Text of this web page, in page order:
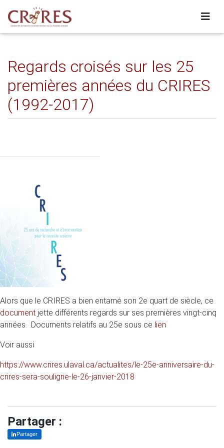
Regards croisés sur les 25
premières années du CRIRES
(1992-2017)
Alors que le CRIRES a bien entamé son 2e quart de siècle, ce
document jette différents regards sur ses premières vingt-cinq
années. Documents relatifs au 25e sous ce lien
Voir aussi
https://www.crires.ulaval.ca/actualites/le-25e-anniversaire-du-
crires-sera-souligne-le-26-janvier-2018
Partager :
Partager